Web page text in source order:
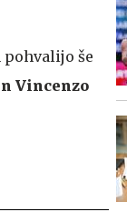
še
Vincenzo